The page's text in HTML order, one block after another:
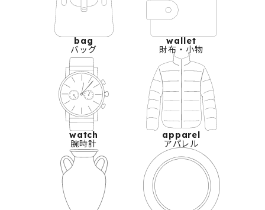
bag
バッグ
wallet
財布・小物
watch
腕時計
apparel
アパレル